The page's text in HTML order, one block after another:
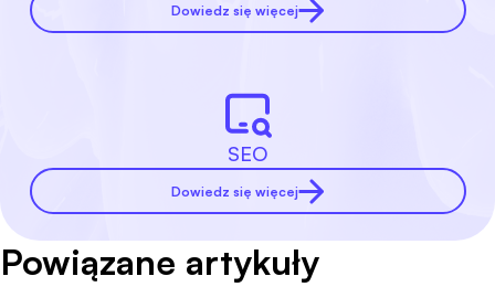
Dowiedz się więcej
SEO
Dowiedz się więcej
Powiązane artykuły